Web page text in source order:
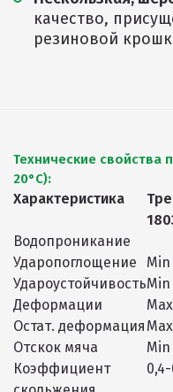
качество,
резиновой
Технические свойства
20°С):
Характеристика
Водопроникание
Ударопоглощение
Min
УдароустойчивостьMin
Деформации
Остат. деформация
Отскок мяча
Min
Коэффициент